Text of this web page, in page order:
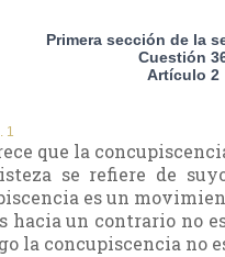
Primera sección de la
Cuestión
Artículo 2
1
que la
se refiere de
es un
hacia un contrario no
la concupiscencia no